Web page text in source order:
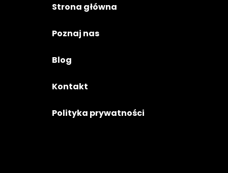
Strona główna
Poznaj nas
Blog
Kontakt
Polityka prywatności